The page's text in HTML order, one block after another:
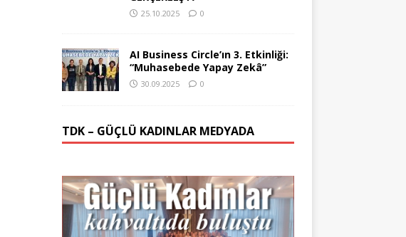
25.10.2025 0
AI Business Circle’ın 3. Etkinliği:
“Muhasebede Yapay Zekâ”
30.09.2025 0
TDK – GÜÇLÜ KADINLAR MEDYADA